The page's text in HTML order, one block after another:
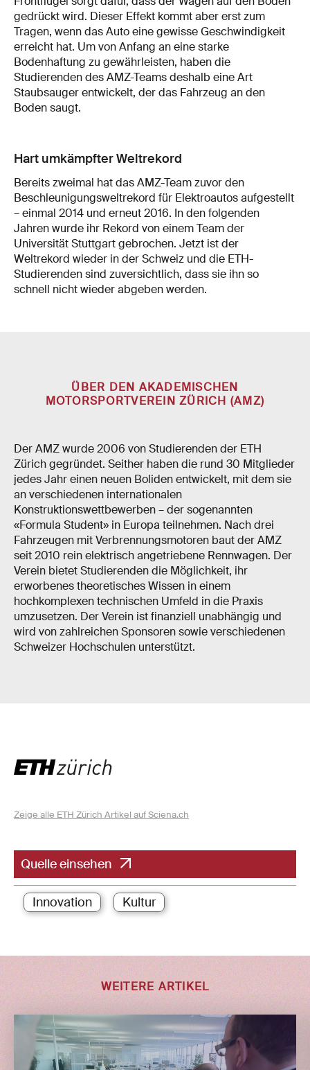
gedrückt wird. Dieser Effekt kommt aber erst zum
Tragen, wenn das Auto eine gewisse Geschwindigkeit
erreicht hat. Um von Anfang an eine starke
Bodenhaftung zu gewährleisten, haben die
Studierenden des AMZ-Teams deshalb eine Art
Staubsauger entwickelt, der das Fahrzeug an den
Boden saugt.
Hart umkämpfter Weltrekord
Bereits zweimal hat das AMZ-Team zuvor den
Beschleunigungsweltrekord für Elektroautos aufgestellt
– einmal 2014 und erneut 2016. In den folgenden
Jahren wurde ihr Rekord von einem Team der
Universität Stuttgart gebrochen. Jetzt ist der
Weltrekord wieder in der Schweiz und die ETH-
Studierenden sind zuversichtlich, dass sie ihn so
schnell nicht wieder abgeben werden.
ÜBER DEN AKADEMISCHEN
MOTORSPORTVEREIN ZÜRICH (AMZ)
Der AMZ wurde 2006 von Studierenden der ETH
Zürich gegründet. Seither haben die rund 30 Mitglieder
jedes Jahr einen neuen Boliden entwickelt, mit dem sie
an verschiedenen internationalen
Konstruktionswettbewerben – der sogenannten
«Formula Student» in Europa teilnehmen. Nach drei
Fahrzeugen mit Verbrennungsmotoren baut der AMZ
seit 2010 rein elektrisch angetriebene Rennwagen. Der
Verein bietet Studierenden die Möglichkeit, ihr
erworbenes theoretisches Wissen in einem
hochkomplexen technischen Umfeld in die Praxis
umzusetzen. Der Verein ist finanziell unabhängig und
wird von zahlreichen Sponsoren sowie verschiedenen
Schweizer Hochschulen unterstützt.
Zeige alle ETH Zürich Artikel auf Sciena.ch
Quelle einsehen
Innovation Kultur
WEITERE ARTIKEL